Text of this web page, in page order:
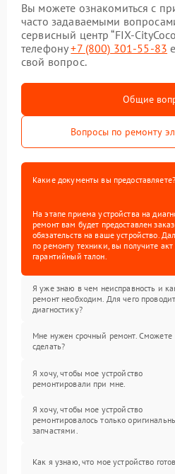
Вы можете ознакомиться с
часто задаваемыми
сервисный центр “FIX-
телефону+7 (800) 301-55-83
свой вопрос.
Общие
Вопросы по ремонту
Какие документы вы предоставляете?
На этапе приема устройства на
ремонт вам будет предоставлен
обязательств на ваше устройство.
по ремонту техники, вы получите
гарантийный талон.
Я уже знаю в чем неисправность и
ремонт необходим. Для чего
диагностику?
Мне нужен срочный ремонт. Сможете
сделать?
Я хочу, чтобы мое устройство
ремонтировали при мне.
Я хочу, чтобы мое устройство
ремонтировалось только
запчастями.
Как я узнаю, что мое устройство